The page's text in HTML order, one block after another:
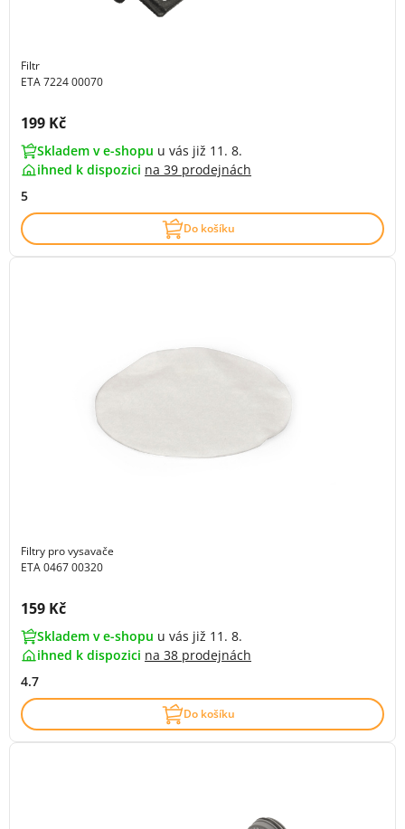
Filtr
ETA 7224 00070
Cena s DPH:
199 Kč
Skladem v e-shopu u vás již 11. 8.
ihned k dispozici na 39 prodejnách
5
Do košíku
Filtry pro vysavače
ETA 0467 00320
Cena s DPH:
159 Kč
Skladem v e-shopu u vás již 11. 8.
ihned k dispozici na 38 prodejnách
4.7
Do košíku